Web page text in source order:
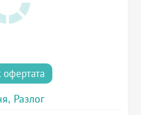
офертата
Разлог